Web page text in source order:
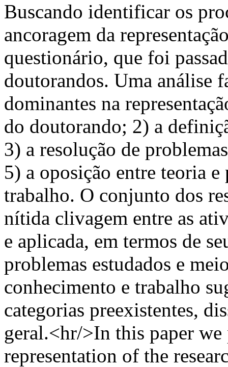
Buscando identificar os
ancoragem da
questionário, que foi
doutorandos. Uma
dominantes na
do doutorando; 2) a
3) a resolução de
5) a oposição entre teoria
trabalho. O conjunto dos
nítida clivagem entre as
e aplicada, em termos de
problemas estudados e
conhecimento e trabalho
categorias preexistentes,
geral.<hr/>In this paper
representation of the